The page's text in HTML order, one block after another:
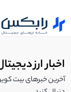
اخبار ارز
آخرین خبرهای بیت کوین